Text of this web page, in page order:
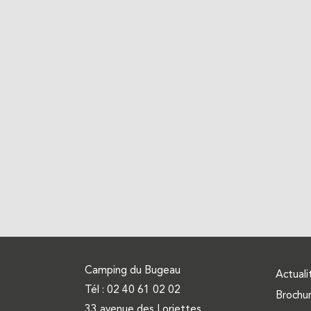
Camping du Bugeau
Tél : 02 40 61 02 02